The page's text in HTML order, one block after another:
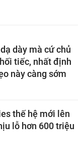
dày mà cứ chủ
tiếc, nhất định
này càng sớm
thế hệ mới lên
lỗ hơn 600 triệu